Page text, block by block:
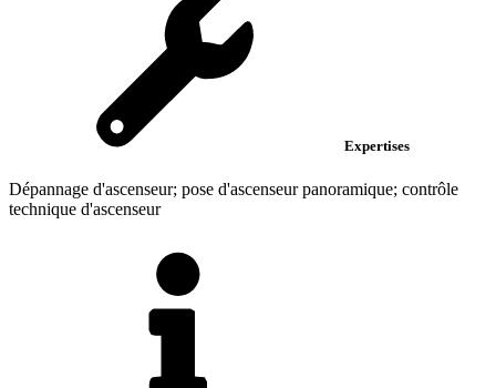
Expertises
Dépannage d'ascenseur; pose d'ascenseur panoramique; contrôle
technique d'ascenseur